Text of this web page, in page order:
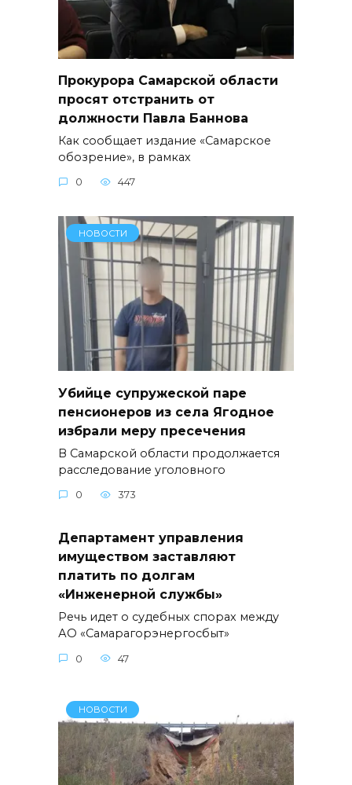
Прокурора Самарской области
просят отстранить от
должности Павла Баннова
Как сообщает издание «Самарское
обозрение», в рамках
0 447
НОВОСТИ
Убийце супружеской паре
пенсионеров из села Ягодное
избрали меру пресечения
В Самарской области продолжается
расследование уголовного
0 373
Департамент управления
имуществом заставляют
платить по долгам
«Инженерной службы»
Речь идет о судебных спорах между
АО «Самарагорэнергосбыт»
0 47
НОВОСТИ